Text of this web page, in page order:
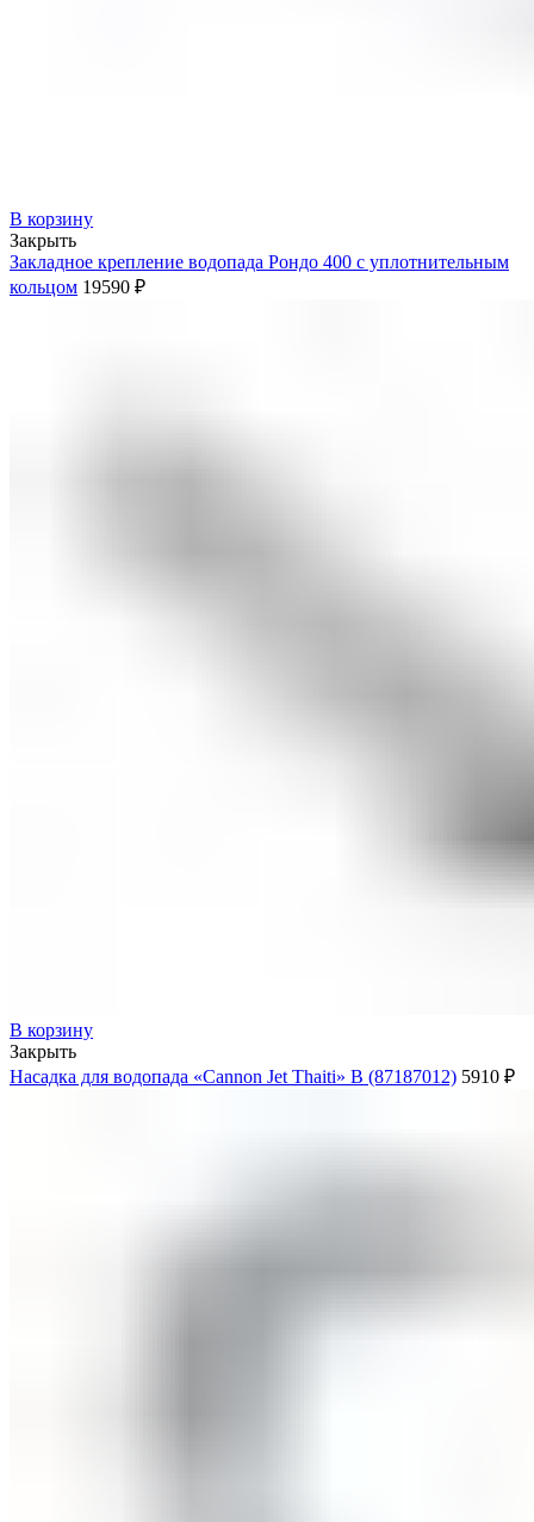
В корзину
Закрыть
Закладное крепление водопада Рондо 400 с уплотнительным
кольцом 19590 ₽
В корзину
Закрыть
Насадка для водопада «Cannon Jet Thaiti» B (87187012) 5910 ₽